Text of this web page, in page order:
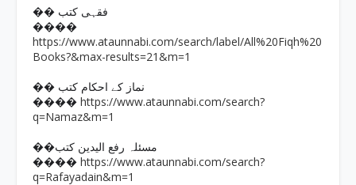
�� فقہی کتب
����
https://www.ataunnabi.com/search/label/All%20Fiqh%20
Books?&max-results=21&m=1
�� نماز کے احکام کتب
���� https://www.ataunnabi.com/search?
q=Namaz&m=1
��مسئلہ رفع الیدین کتب
���� https://www.ataunnabi.com/search?
q=Rafayadain&m=1